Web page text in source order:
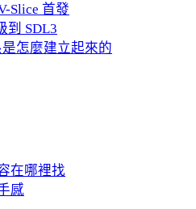
Slice 首發
到 SDL3
怎麼建立起來的
在哪裡找
感